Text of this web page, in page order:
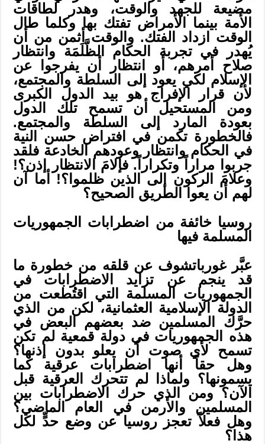
مضيعة للجهد والوقت، وهدر لطاقات
الأمة بينما الأمراض تفتك بها وكلما طال
الوقت ازداد الفتك. والوقت أثمن من أن
يُهدر في تجربة الحكام الظَّلَمَة وانتظار
صلاح أمرهم، أو انتظار أن يفرجوا عن
الإسلام لكي يعود إلى السلطة والمجتمع،
لأن قرار الإفراج هو بيد الدول الكبرى
ومن المستحيل أن تسمح تلك الدول
بعودة المارد إلى السلطة والمجتمع.
فالخطورة تكمن في افتراض حسن النية
في الحكام وانتظار وعودهم الخادعة فلقد
جربوا مراراً وتكراراً. فإلامَ الانتظار إذن؟!
وعلامَ الركون إلى الذين ظلموا؟! أما آن
لهم أن يعوا الطريق الصحيح؟
روسيا خائفة من اضطرابات الجمهوريات
المسلمة فيها
عبَّر غورباتشوف عن قلقه من خطورة ما
قد ينجم عن تزايد الاضطرابات في
الجمهوريات المسلمة التي اقتُطعت من
الدولة الإسلامية العثمانية، لكن من الذي
حرَّك المسلمين ضد بعضهم البعض في
هذه الجمهوريات في دولة قمعية لم تكن
تسمح لأي صوت أن يعلو بدون إذنها؟
وهل حقاً أنها اضطرابات عرقية كما
يسمونها؟ ولماذا لم تتحرك العرقية قبل
الآن؟ ومن الذي حرك الاضطرابات بين
المسلمين والأرمن في العام الماضي؟
وهل فعلاً تعجز روسيا عن وضع حدٍّ لكل
هذا؟